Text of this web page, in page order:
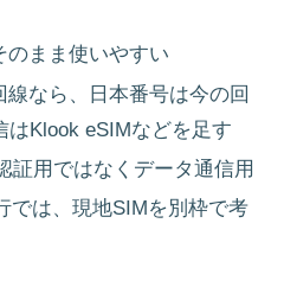
のまま使いやすい
なら、日本番号は今の回
はKlook eSIMなどを足す
証用ではなくデータ通信用
では、現地SIMを別枠で考